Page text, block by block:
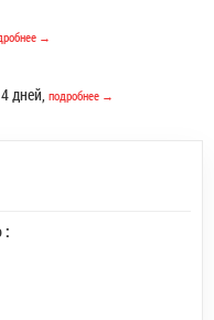
→
дней, подробнее →
: